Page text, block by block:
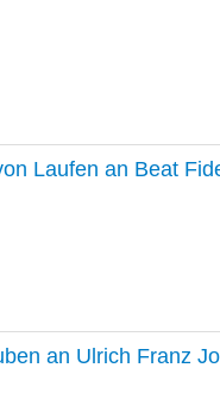
Laufen an Beat
an Ulrich Franz